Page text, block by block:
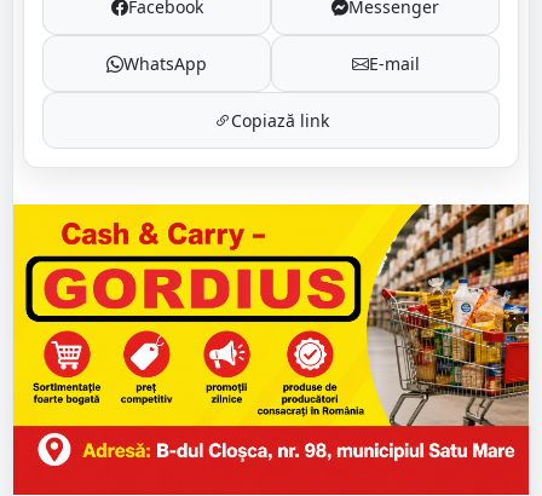
Facebook Messenger
WhatsApp E-mail
Copiază link